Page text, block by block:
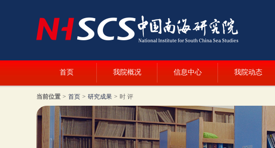
首页 我院概况 信息中心 我院动态
当前位置 > 首页 > 研究成果 > 时 评